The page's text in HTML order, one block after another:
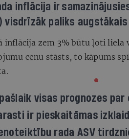
inflācija ir
visdrīzāk paliks
inflācija zem 3% būtu ļoti
cenu stāsts, to kāpums
visas prognozes
ir pieskaitāmas
rada ASV